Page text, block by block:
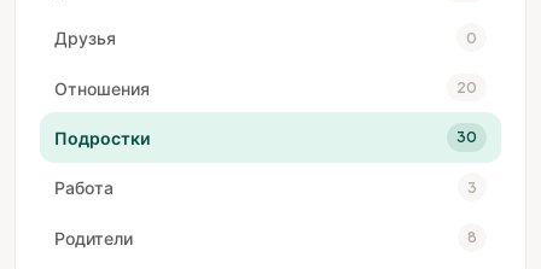
Друзья 0
Отношения 20
Подростки 30
Работа 3
Родители 8